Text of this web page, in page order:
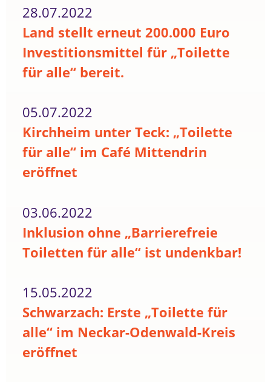
28.07.2022
Land stellt erneut 200.000 Euro
Investitionsmittel für „Toilette
für alle“ bereit.
05.07.2022
Kirchheim unter Teck: „Toilette
für alle“ im Café Mittendrin
eröffnet
03.06.2022
Inklusion ohne „Barrierefreie
Toiletten für alle“ ist undenkbar!
15.05.2022
Schwarzach: Erste „Toilette für
alle“ im Neckar-Odenwald-Kreis
eröffnet